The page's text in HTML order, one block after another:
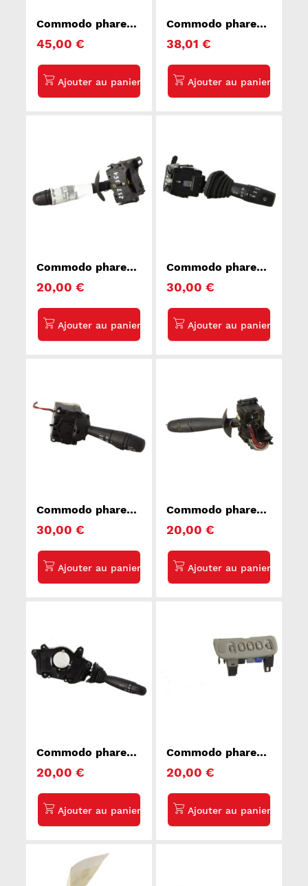
Commodo phare
45,00 €
Commodo phare
38,01 €
Commodo phare
2
20,00 €
Commodo phare
CAPTIVA
30,00 €
Commodo phare
1
30,00 €
Commodo phare
20,00 €
Commodo phare
SPARK
20,00 €
Commodo phare
20,00 €